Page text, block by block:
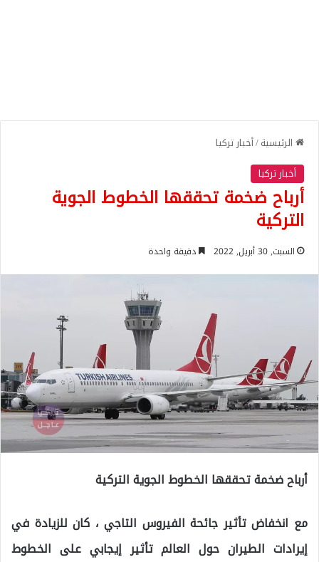
الرئيسية/أخبار تركيا
أخبار تركيا
أرباح ضخمة تحققها الخطوط الجوية
التركية
السبت, 30 أبريل, 2022 دقيقة واحدة
أرباح ضخمة تحققها الخطوط الجوية التركية
مع انخفاض تأثير جائحة الفيروس التاجي ، كان للزيادة في
إيرادات الطيران حول العالم تأثير إيجابي على الخطوط